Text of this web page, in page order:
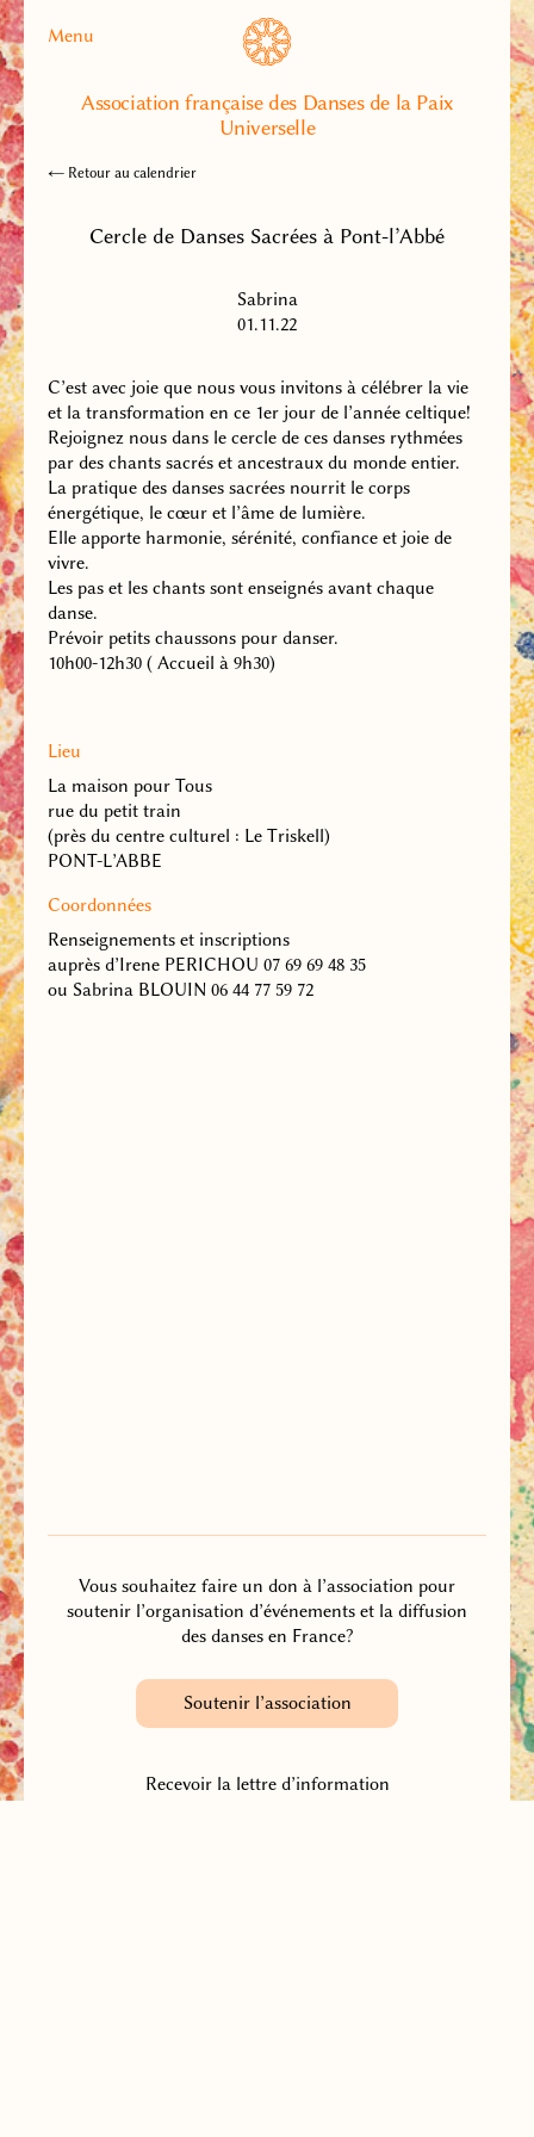
Menu
Association française des Danses de la Paix
Universelle
← Retour au calendrier
Cercle de Danses Sacrées à Pont-l’Abbé
Sabrina
01.11.22
C’est avec joie que nous vous invitons à célébrer la vie
et la transformation en ce 1er jour de l’année celtique!
Rejoignez nous dans le cercle de ces danses rythmées
par des chants sacrés et ancestraux du monde entier.
La pratique des danses sacrées nourrit le corps
énergétique, le cœur et l’âme de lumière.
Elle apporte harmonie, sérénité, confiance et joie de
vivre.
Les pas et les chants sont enseignés avant chaque
danse.
Prévoir petits chaussons pour danser.
10h00-12h30 ( Accueil à 9h30)
Lieu
La maison pour Tous
rue du petit train
(près du centre culturel : Le Triskell)
PONT-L’ABBE
Coordonnées
Renseignements et inscriptions
auprès d’Irene PERICHOU 07 69 69 48 35
ou Sabrina BLOUIN 06 44 77 59 72
Vous souhaitez faire un don à l’association pour
soutenir l’organisation d’événements et la diffusion
des danses en France?
Soutenir l’association
Recevoir la lettre d’information